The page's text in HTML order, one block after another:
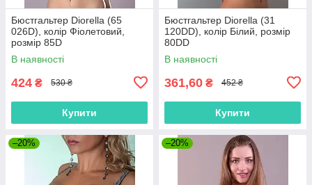
Бюстгальтер Diorella (65
026D), колір Фіолетовий,
розмір 85D
В наявності
424 ₴ 530 ₴
Купити
Бюстгальтер Diorella (31
120DD), колір Білий, розмір
80DD
В наявності
361,60 ₴ 452 ₴
Купити
–20% –20%